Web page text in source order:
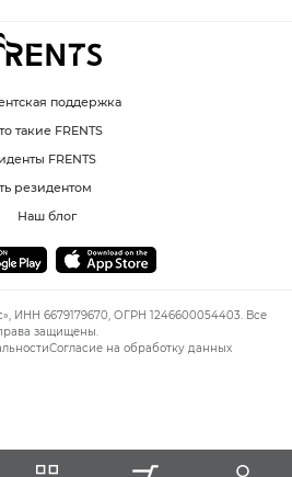
поддержка
такие FRENTS
FRENTS
резидентом
Наш блог
ИНН 6679179670, ОГРН 1246600054403. Все
защищены.
Согласие на обработку данных